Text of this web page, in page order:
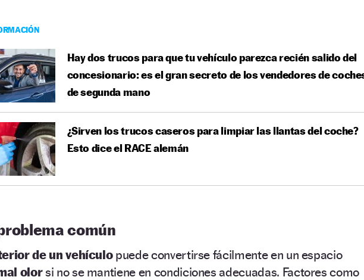
Hay dos trucos para que tu vehículo parezca recién salido del
concesionario: es el gran secreto de los vendedores de
de segunda mano
¿Sirven los trucos caseros para limpiar las llantas del coche?
Esto dice el RACE alemán
común
de un vehículopuede convertirse fácilmente en un espacio
olorsi no se mantiene en condiciones adecuadas. Factores como